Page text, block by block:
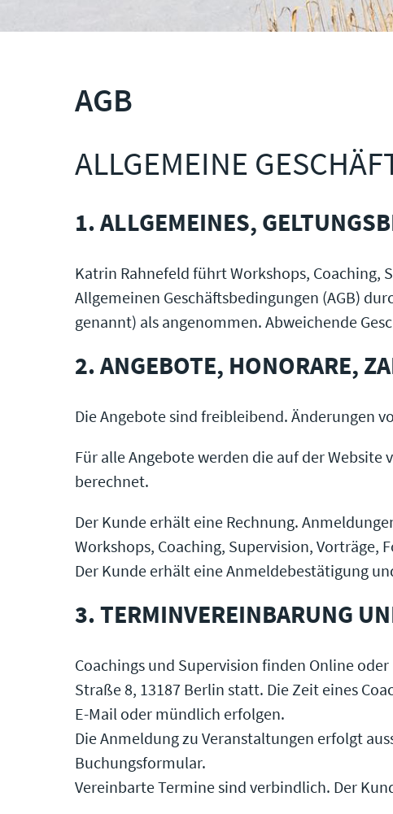
AGB
ALLGEMEINE
1. ALLGEMEINES,
Katrin Rahnefeld führt Workshops, Coaching,
Allgemeinen Geschäftsbedingungen (AGB)
genannt) als angenommen. Abweichende
2. ANGEBOTE, HONORARE,
Die Angebote sind freibleibend. Änderungen
Für alle Angebote werden die auf der
berechnet.
Der Kunde erhält eine Rechnung.
Workshops, Coaching, Supervision, Vorträge,
Der Kunde erhält eine Anmeldebestätigung
3. TERMINVEREINBARUNG
Coachings und Supervision finden Online
Straße 8, 13187 Berlin statt. Die Zeit eines
E-Mail oder mündlich erfolgen.
Die Anmeldung zu Veranstaltungen erfolgt
Buchungsformular.
Vereinbarte Termine sind verbindlich. Der